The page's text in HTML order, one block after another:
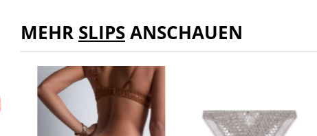
MEHR SLIPSANSCHAUEN